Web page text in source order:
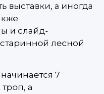
выставки, а иногда
и слайд-
лесной
7
а